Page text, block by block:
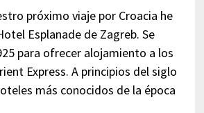
próximo viaje por Croacia he
Esplanade de Zagreb. Se
para ofrecer alojamiento a los
Express. A principios del siglo
más conocidos de la época